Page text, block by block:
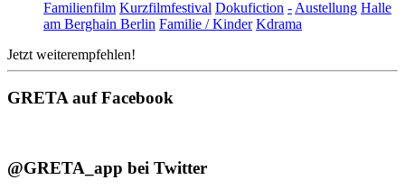
Familienfilm Kurzfilmfestival Dokufiction - Austellung Halle
am Berghain Berlin Familie / Kinder Kdrama
Jetzt weiterempfehlen!
GRETA auf Facebook
@GRETA_app bei Twitter